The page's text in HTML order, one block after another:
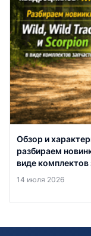
Обзор и
разбираем
виде комплектов
14 июля 2026